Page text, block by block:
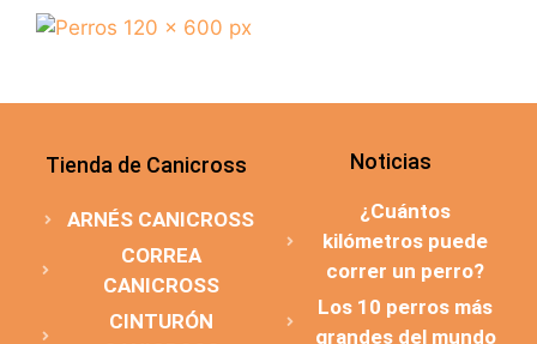
Tienda de Canicross
ARNÉS CANICROSS
CORREA
CANICROSS
CINTURÓN
Noticias
¿Cuántos
kilómetros puede
correr un perro?
Los 10 perros más
grandes del mundo